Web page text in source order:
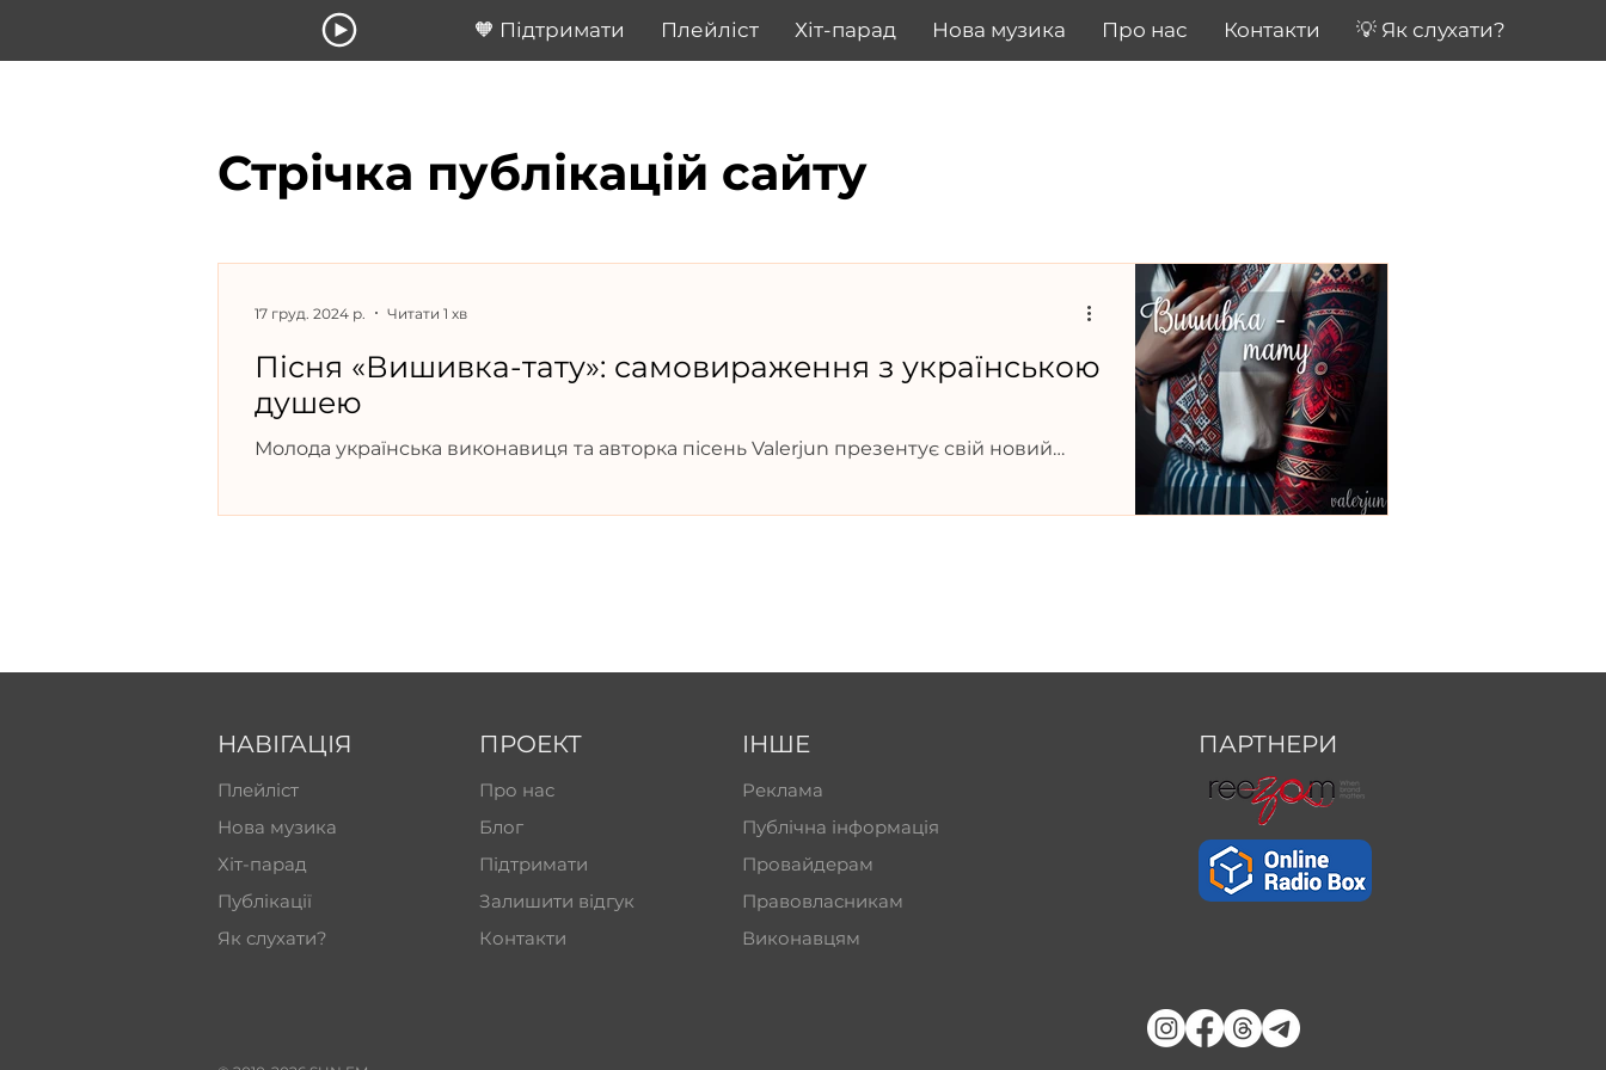
🧡 Підтримати Плейліст Хіт-парад Нова музика Про нас Контакти 💡 Як слухати?
Стрічка публікацій сайту
Пісня «Вишивка-тату»: самовираження з українською
душею
Молода українська виконавиця та авторка пісень Valerjun презентує свій новий
17 груд. 2024 р. Читати 1 хв
НАВІГАЦІЯ
Плейліст
Нова музика
Хіт-парад
Публікації
Як слухати?
ПРОЕКТ
Про нас
Блог
Підтримати
Залишити відгук
Контакти
ІНШЕ
Реклама
Публічна інформація
Провайдерам
Правовласникам
Виконавцям
ПАРТНЕРИ